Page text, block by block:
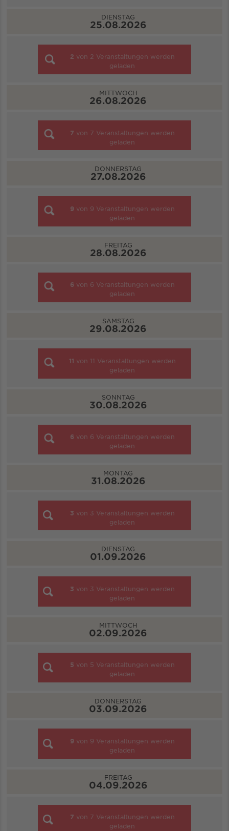
DIENSTAG
25.08.2026
2 von 2 Veranstaltungen werden
geladen
MITTWOCH
26.08.2026
7 von 7 Veranstaltungen werden
geladen
DONNERSTAG
27.08.2026
9 von 9 Veranstaltungen werden
geladen
FREITAG
28.08.2026
6 von 6 Veranstaltungen werden
geladen
SAMSTAG
29.08.2026
11 von 11 Veranstaltungen werden
geladen
SONNTAG
30.08.2026
6 von 6 Veranstaltungen werden
geladen
MONTAG
31.08.2026
3 von 3 Veranstaltungen werden
geladen
DIENSTAG
01.09.2026
3 von 3 Veranstaltungen werden
geladen
MITTWOCH
02.09.2026
5 von 5 Veranstaltungen werden
geladen
DONNERSTAG
03.09.2026
9 von 9 Veranstaltungen werden
geladen
FREITAG
04.09.2026
7 von 7 Veranstaltungen werden
geladen